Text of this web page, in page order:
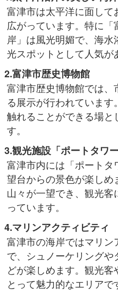
富津市は太平洋に面し
広がっています。特に
岸」は風光明媚で、海
光スポットとして人気が
2.富津市歴史博物館
富津市歴史博物館では
る展示が行われていま
触れることができる場と
す。
3.観光施設「ポートタワー
富津市内には「ポート
望台からの景色が楽し
山々が一望でき、観光
っています。
4.マリンアクティビティ
富津市の海岸ではマリン
で、シュノーケリング
どが楽しめます。観光
とって魅力的なエリアで